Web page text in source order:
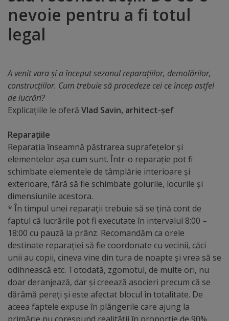
Distincții
onoare
Deținători
ai
titlului
„Merite
pentru
Ungheni”
Diplome
de
Excelență
Ungheniul
turistic
nevoie pentru a fi totul
legal
A venit vara și a început sezonul reparațiilor, demolărilor,
construcțiilor. Cum trebuie să procedeze cei ce încep astfel
de lucrări?
Explicațiile le oferă Vlad Savin, arhitect-șef
Reparațiile
Reparația înseamnă păstrarea suprafețelor și
elementelor așa cum sunt. Într-o reparație pot fi
schimbate elementele de tâmplărie interioare și
exterioare, fără să fie schimbate golurile, locurile și
dimensiunile acestora.
* În timpul unei reparații trebuie să se țină cont de
faptul că lucrările pot fi executate în intervalul 8:00 –
18:00 cu pauză la prânz. Recomandăm ca orele
destinate reparației să fie coordonate cu vecinii, căci
unii au copii, cineva vine din tura de noapte și vrea să se
odihnească etc. Totodată, zgomotul, de multe ori, nu
doar deranjează, dar și creează asocieri precum că se
dărâmă pereți și este afectat blocul în totalitate. De
aceea faptele expuse în plângerile care ajung la